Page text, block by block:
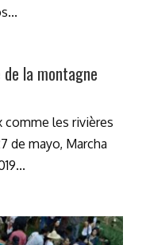
de la montagne
comme les rivières
de mayo, Marcha